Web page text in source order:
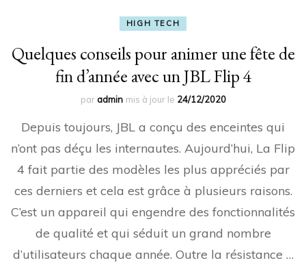
HIGH TECH
Quelques conseils pour animer une fête de
fin d’année avec un JBL Flip 4
paradmin mis à jour le 24/12/2020
Depuis toujours, JBL a conçu des enceintes qui
n’ont pas déçu les internautes. Aujourd’hui, La Flip
4 fait partie des modèles les plus appréciés par
ces derniers et cela est grâce à plusieurs raisons.
C’est un appareil qui engendre des fonctionnalités
de qualité et qui séduit un grand nombre
d’utilisateurs chaque année. Outre la résistance …